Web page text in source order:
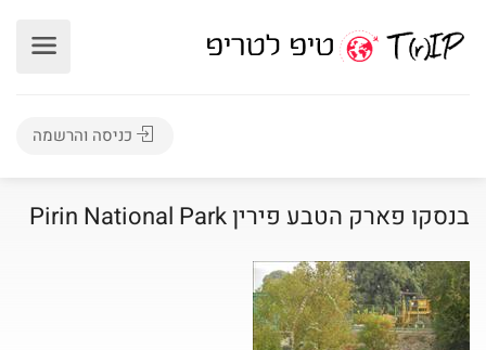
כניסה והרשמה
בנסקו פארק הטבע פירין Pirin National Park